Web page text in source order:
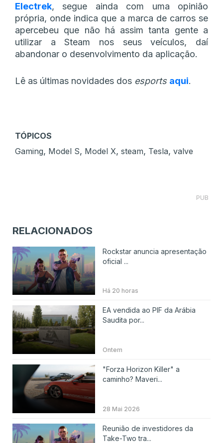
Electrek, segue ainda com uma opinião
própria, onde indica que a marca de carros se
apercebeu que não há assim tanta gente a
utilizar a Steam nos seus veículos, daí
abandonar o desenvolvimento da aplicação.
Lê as últimas novidades dos esports aqui.
TÓPICOS
Gaming, Model S, Model X, steam, Tesla, valve
PUB
RELACIONADOS
Rockstar anuncia apresentação
oficial ...
Há 20 horas
EA vendida ao PIF da Arábia
Saudita por...
Ontem
"Forza Horizon Killer" a
caminho? Maveri...
28 Mai 2026
Reunião de investidores da
Take-Two tra...